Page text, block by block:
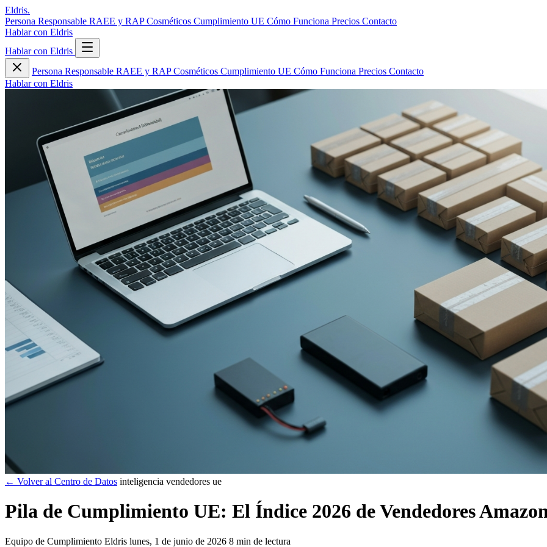
Eldris.
Persona Responsable RAEE y RAPCosméticos Cumplimiento UE Cómo Funciona Precios Contacto
Hablar con Eldris
Hablar con Eldris
Persona Responsable RAEE y RAPCosméticos Cumplimiento UE Cómo Funciona Precios Contacto
Hablar con Eldris
← Volver al Centro de Datos inteligencia vendedores ue
Pila de Cumplimiento UE: El Índice 2026 de Vendedores
Equipo de Cumplimiento Eldris lunes, 1 de junio de 2026 8 min de lectura